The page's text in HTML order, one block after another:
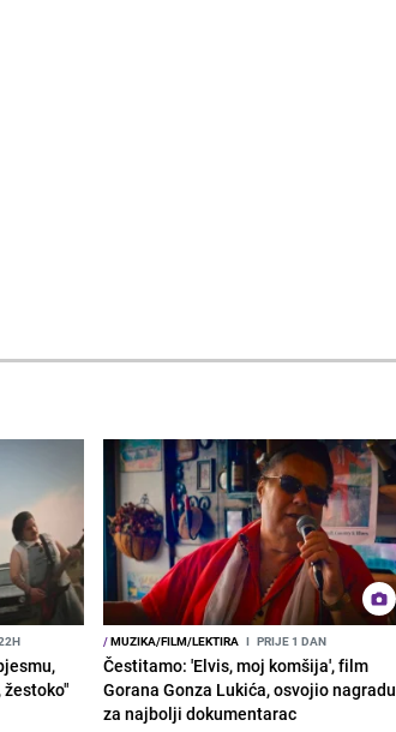
/MUZIKA/FILM/LEKTIRA I PRIJE 1 DAN
Čestitamo: 'Elvis, moj komšija', film
Gorana Gonza Lukića, osvojio nagradu
za najbolji dokumentarac